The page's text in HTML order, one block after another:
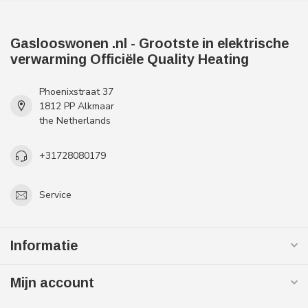
Gaslooswonen .nl - Grootste in elektrische
verwarming Officiële Quality Heating
Phoenixstraat 37
1812 PP Alkmaar
the Netherlands
+31728080179
Service
Informatie
Mijn account